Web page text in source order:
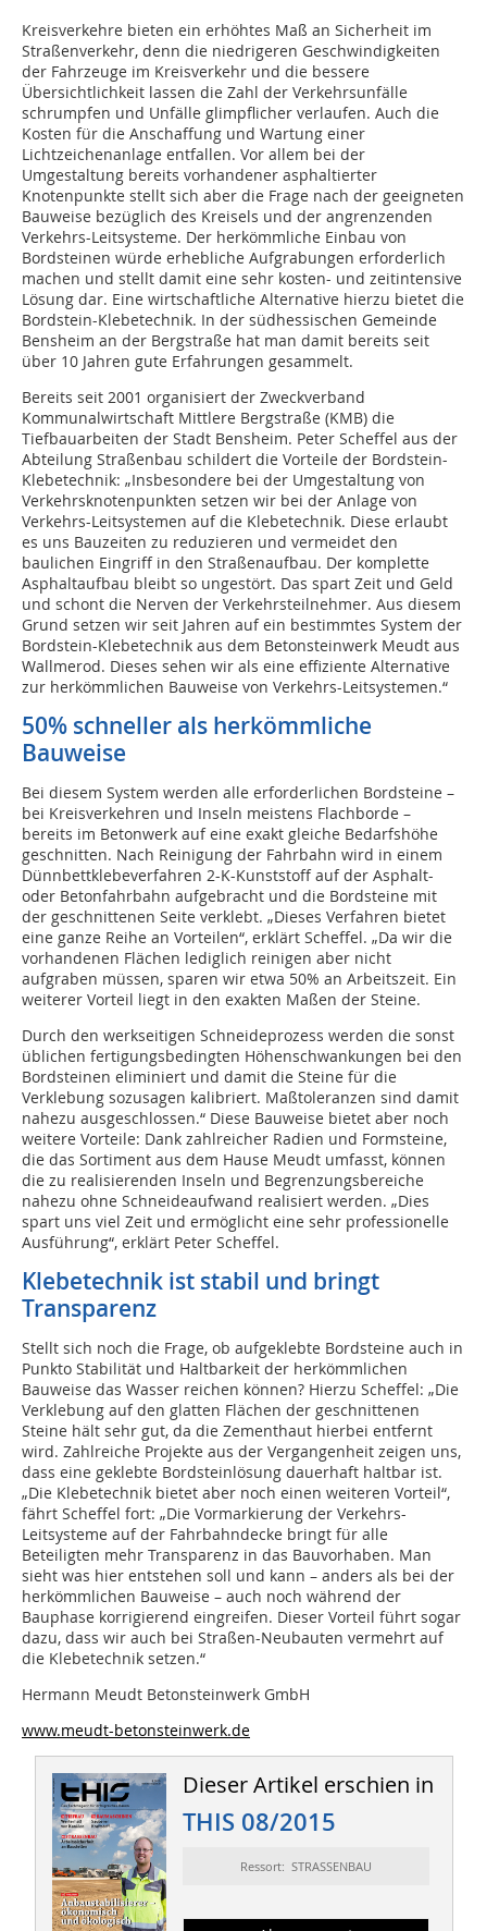
Kreisverkehre bieten ein erhöhtes Maß an Sicherheit im
Straßenverkehr, denn die niedrigeren Geschwindigkeiten
der Fahrzeuge im Kreisverkehr und die bessere
Übersichtlichkeit lassen die Zahl der Verkehrsunfälle
schrumpfen und Unfälle glimpflicher verlaufen. Auch die
Kosten für die Anschaffung und Wartung einer
Lichtzeichenanlage entfallen. Vor allem bei der
Umgestaltung bereits vorhandener asphaltierter
Knotenpunkte stellt sich aber die Frage nach der geeigneten
Bauweise bezüglich des Kreisels und der angrenzenden
Verkehrs-Leitsysteme. Der herkömmliche Einbau von
Bordsteinen würde erhebliche Aufgrabungen erforderlich
machen und stellt damit eine sehr kosten- und zeitintensive
Lösung dar. Eine wirtschaftliche Alternative hierzu bietet die
Bordstein-Klebetechnik. In der südhessischen Gemeinde
Bensheim an der Bergstraße hat man damit bereits seit
über 10 Jahren gute Erfahrungen gesammelt.
Bereits seit 2001 organisiert der Zweckverband
Kommunalwirtschaft Mittlere Bergstraße (KMB) die
Tiefbauarbeiten der Stadt Bensheim. Peter Scheffel aus der
Abteilung Straßenbau schildert die Vorteile der Bordstein-
Klebetechnik: „Insbesondere bei der Umgestaltung von
Verkehrsknotenpunkten setzen wir bei der Anlage von
Verkehrs-Leitsystemen auf die Klebetechnik. Diese erlaubt
es uns Bauzeiten zu reduzieren und vermeidet den
baulichen Eingriff in den Straßenaufbau. Der komplette
Asphaltaufbau bleibt so ungestört. Das spart Zeit und Geld
und schont die Nerven der Verkehrsteilnehmer. Aus diesem
Grund setzen wir seit Jahren auf ein bestimmtes System der
Bordstein-Klebetechnik aus dem Betonsteinwerk Meudt aus
Wallmerod. Dieses sehen wir als eine effiziente Alternative
zur herkömmlichen Bauweise von Verkehrs-Leitsystemen.“
50% schneller als herkömmliche
Bauweise
Bei diesem System werden alle erforderlichen Bordsteine –
bei Kreisverkehren und Inseln meistens Flachborde –
bereits im Betonwerk auf eine exakt gleiche Bedarfshöhe
geschnitten. Nach Reinigung der Fahrbahn wird in einem
Dünnbettklebeverfahren 2-K-Kunststoff auf der Asphalt-
oder Betonfahrbahn aufgebracht und die Bordsteine mit
der geschnittenen Seite verklebt. „Dieses Verfahren bietet
eine ganze Reihe an Vorteilen“, erklärt Scheffel. „Da wir die
vorhandenen Flächen lediglich reinigen aber nicht
aufgraben müssen, sparen wir etwa 50% an Arbeitszeit. Ein
weiterer Vorteil liegt in den exakten Maßen der Steine.
Durch den werkseitigen Schneideprozess werden die sonst
üblichen fertigungsbedingten Höhenschwankungen bei den
Bordsteinen eliminiert und damit die Steine für die
Verklebung sozusagen kalibriert. Maßtoleranzen sind damit
nahezu ausgeschlossen.“ Diese Bauweise bietet aber noch
weitere Vorteile: Dank zahlreicher Radien und Formsteine,
die das Sortiment aus dem Hause Meudt umfasst, können
die zu realisierenden Inseln und Begrenzungsbereiche
nahezu ohne Schneideaufwand realisiert werden. „Dies
spart uns viel Zeit und ermöglicht eine sehr professionelle
Ausführung“, erklärt Peter Scheffel.
Klebetechnik ist stabil und bringt
Transparenz
Stellt sich noch die Frage, ob aufgeklebte Bordsteine auch in
Punkto Stabilität und Haltbarkeit der herkömmlichen
Bauweise das Wasser reichen können? Hierzu Scheffel: „Die
Verklebung auf den glatten Flächen der geschnittenen
Steine hält sehr gut, da die Zementhaut hierbei entfernt
wird. Zahlreiche Projekte aus der Vergangenheit zeigen uns,
dass eine geklebte Bordsteinlösung dauerhaft haltbar ist.
„Die Klebetechnik bietet aber noch einen weiteren Vorteil“,
fährt Scheffel fort: „Die Vormarkierung der Verkehrs-
Leitsysteme auf der Fahrbahndecke bringt für alle
Beteiligten mehr Transparenz in das Bauvorhaben. Man
sieht was hier entstehen soll und kann – anders als bei der
herkömmlichen Bauweise – auch noch während der
Bauphase korrigierend eingreifen. Dieser Vorteil führt sogar
dazu, dass wir auch bei Straßen-Neubauten vermehrt auf
die Klebetechnik setzen.“
Hermann Meudt Betonsteinwerk GmbH
www.meudt-betonsteinwerk.de
Dieser Artikel erschien in
THIS 08/2015
Ressort: STRASSENBAU